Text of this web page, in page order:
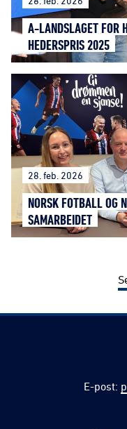
A-LANDSLAGET FOR
HEDERSPRIS 2025
28. feb. 2026
NORSK FOTBALL OG
SAMARBEIDET
E-post: